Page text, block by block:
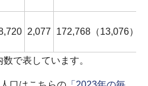
2,077 172,768（13,076）
で表しています。